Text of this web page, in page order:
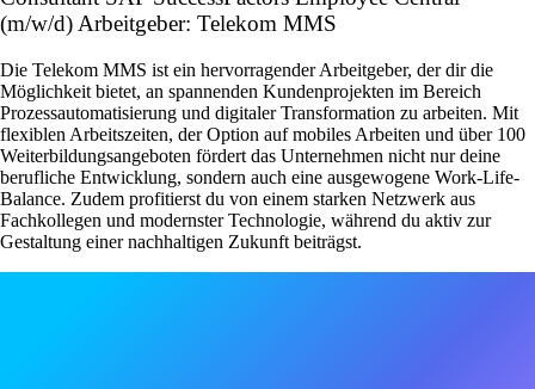
(m/w/d) Arbeitgeber: Telekom MMS
Die Telekom MMS ist ein hervorragender Arbeitgeber, der dir die
Möglichkeit bietet, an spannenden Kundenprojekten im Bereich
Prozessautomatisierung und digitaler Transformation zu arbeiten. Mit
flexiblen Arbeitszeiten, der Option auf mobiles Arbeiten und über 100
Weiterbildungsangeboten fördert das Unternehmen nicht nur deine
berufliche Entwicklung, sondern auch eine ausgewogene Work-Life-
Balance. Zudem profitierst du von einem starken Netzwerk aus
Fachkollegen und modernster Technologie, während du aktiv zur
Gestaltung einer nachhaltigen Zukunft beiträgst.